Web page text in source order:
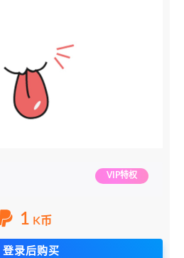
VIP特权
1 K币
登录后购买